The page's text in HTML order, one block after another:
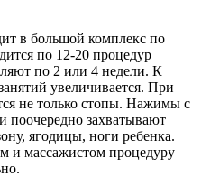
в большой комплекс по
по 12-20 процедур
по 2 или 4 недели. К
увеличивается. При
не только стопы. Нажимы с
поочередно захватывают
ягодицы, ноги ребенка.
и массажистом процедуру